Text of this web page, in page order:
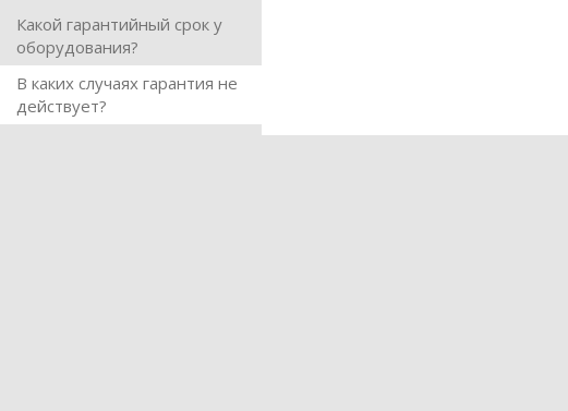
Какой гарантийный срок у
оборудования?
В каких случаях гарантия не
действует?